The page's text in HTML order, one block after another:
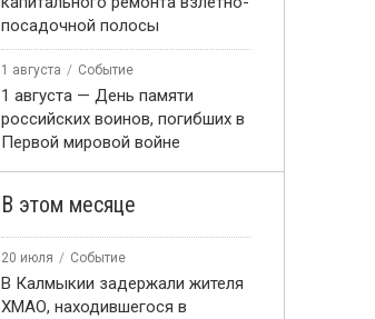
посадочной полосы
1 августа Событие
1 августа — День памяти
российских воинов, погибших в
Первой мировой войне
В этом месяце
20 июля Событие
В Калмыкии задержали жителя
ХМАО, находившегося в